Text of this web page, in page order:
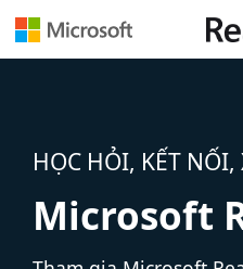
HỌC HỎI, KẾT NỐI,
Microsoft